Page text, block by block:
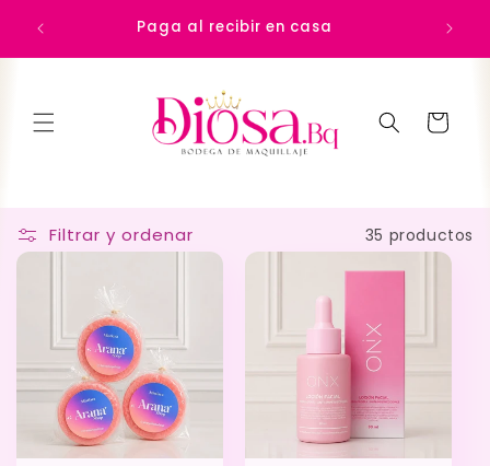
directamente
Paga al recibir en casa
Carrito
Filtrar y ordenar 35 productos